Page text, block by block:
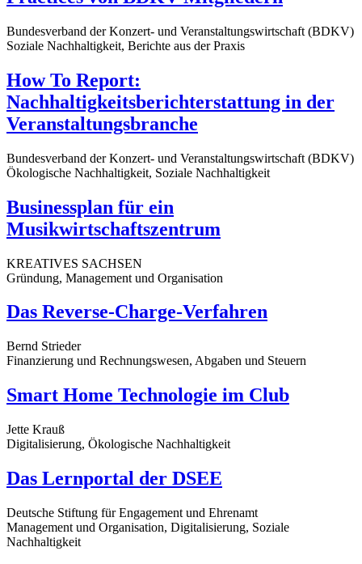
Bundesverband der Konzert- und Veranstaltungswirtschaft (BDKV)
Soziale Nachhaltigkeit, Berichte aus der Praxis
How To Report:
Nachhaltigkeitsberichterstattung in der
Veranstaltungsbranche
Bundesverband der Konzert- und Veranstaltungswirtschaft (BDKV)
Ökologische Nachhaltigkeit, Soziale Nachhaltigkeit
Businessplan für ein
Musikwirtschaftszentrum
KREATIVES SACHSEN
Gründung, Management und Organisation
Das Reverse-Charge-Verfahren
Bernd Strieder
Finanzierung und Rechnungswesen, Abgaben und Steuern
Smart Home Technologie im Club
Jette Krauß
Digitalisierung, Ökologische Nachhaltigkeit
Das Lernportal der DSEE
Deutsche Stiftung für Engagement und Ehrenamt
Management und Organisation, Digitalisierung, Soziale
Nachhaltigkeit